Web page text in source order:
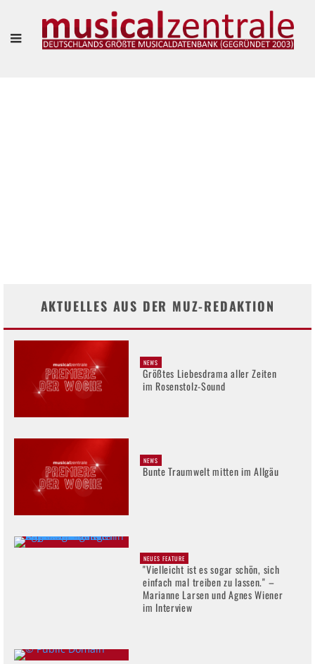
AKTUELLES AUS DER MUZ-REDAKTION
NEWS
Größtes Liebesdrama aller Zeiten
im Rosenstolz-Sound
NEWS
Bunte Traumwelt mitten im Allgäu
NEUES FEATURE
"Vielleicht ist es sogar schön, sich
einfach mal treiben zu lassen." –
Marianne Larsen und Agnes Wiener
im Interview